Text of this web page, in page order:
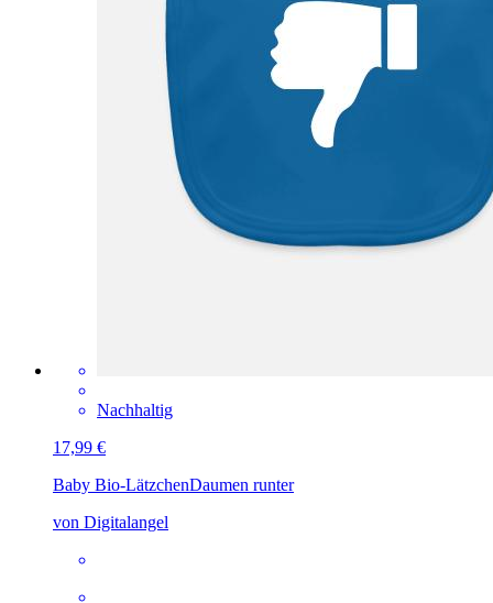
Nachhaltig
17,99 €
Baby Bio-LätzchenDaumen runter
von Digitalangel